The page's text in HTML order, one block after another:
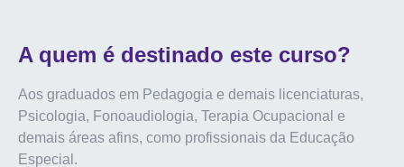
A quem é destinado este curso?
Aos graduados em Pedagogia e demais licenciaturas,
Psicologia, Fonoaudiologia, Terapia Ocupacional e
demais áreas afins, como profissionais da Educação
Especial.